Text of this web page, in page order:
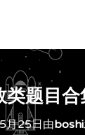
类题目
月25日 由boshi